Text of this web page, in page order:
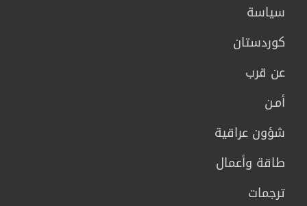
سیاسة
كوردستان
عن قرب
أمـن
شؤون عراقية
طاقة وأعمال
ترجمات